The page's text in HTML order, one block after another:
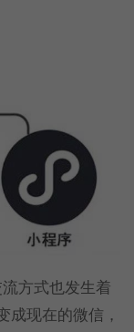
方式也发生着
成现在的微信，